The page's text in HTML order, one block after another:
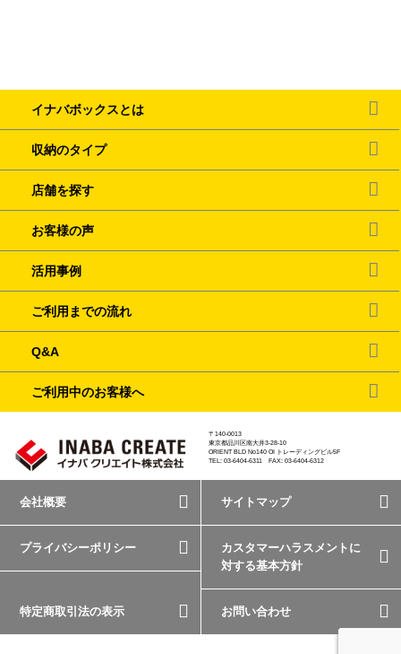
イナバボックスとは
収納のタイプ
店舗を探す
お客様の声
活用事例
ご利用までの流れ
Q&A
ご利用中のお客様へ
〒140-0013
東京都品川区南大井3-28-10
ORIENT BLD No140 OI トレーディングビル5F
TEL: 03-6404-6311 FAX: 03-6404-6312
会社概要 サイトマップ
プライバシーポリシー
カスタマーハラスメントに
対する基本方針
特定商取引法の表示 お問い合わせ